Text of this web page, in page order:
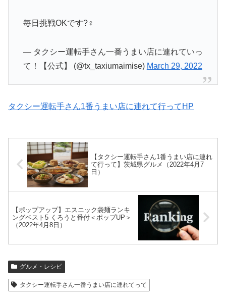
毎日挑戦OKです?‍♀️
— タクシー運転手さん一番うまい店に連れていっ
て！【公式】 (@tx_taxiumaimise) March 29, 2022
タクシー運転手さん1番うまい店に連れて行ってHP
【タクシー運転手さん1番うまい店に連れ
て行って】茨城県グルメ（2022年4月7
日）
【ポップアップ】エスニック袋麺ランキ
ングベスト5 くろうと番付＜ポップUP＞
（2022年4月8日）
グルメ・レシピ
タクシー運転手さん一番うまい店に連れてって